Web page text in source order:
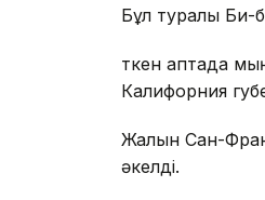
Бұл туралы Би-
Өткен аптада
Калифорния
Жалын Сан-
әкелді.